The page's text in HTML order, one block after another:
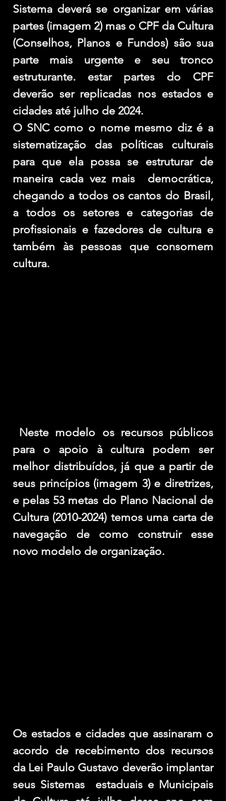
Sistema deverá se organizar em várias
partes (imagem 2) mas o CPF da Cultura
(Conselhos, Planos e Fundos) são sua
parte mais urgente e seu tronco
estruturante. estar partes do CPF
deverão ser replicadas nos estados e
cidades até julho de 2024.
O SNC como o nome mesmo diz é a
sistematização das políticas culturais
para que ela possa se estruturar de
maneira cada vez mais  democrática,
chegando a todos os cantos do Brasil,
a todos os setores e categorias de
profissionais e fazedores de cultura e
também às pessoas que consomem
cultura.
para o apoio à cultura podem ser
melhor distribuídos, já que a partir de
seus princípios (imagem 3) e diretrizes,
e pelas 53 metas do Plano Nacional de
Cultura (2010-2024) temos uma carta de
navegação de como construir esse
novo modelo de organização.
Os estados e cidades que assinaram o
acordo de recebimento dos recursos
da Lei Paulo Gustavo deverão implantar
seus Sistemas  estaduais e Municipais